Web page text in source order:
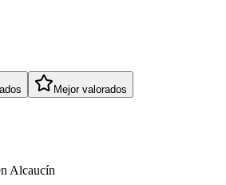
Mejor valorados
Alcaucín